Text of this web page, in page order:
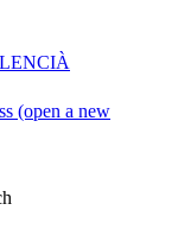
(open a new